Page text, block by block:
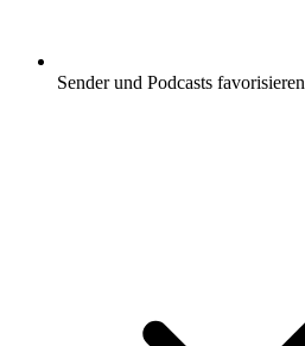
Sender und Podcasts favorisieren